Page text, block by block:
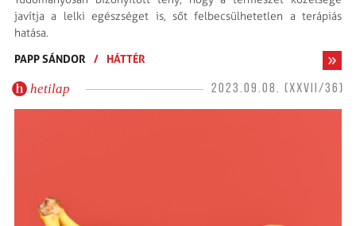
javítja a lelki egészséget is, sőt felbecsülhetetlen a terápiás
hatása.
PAPP SÁNDOR
/ HÁTTÉR
hetilap 2023.09.08. (XXVII/36)